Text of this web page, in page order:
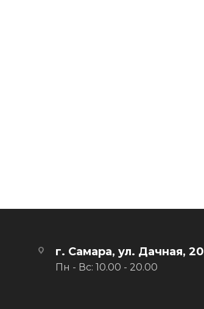
г. Самара, ул. Дачная, 20
Пн - Вс: 10.00 - 20.00